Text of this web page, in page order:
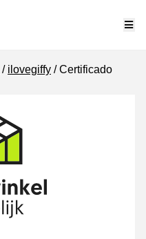
ilovegiffy Certificado